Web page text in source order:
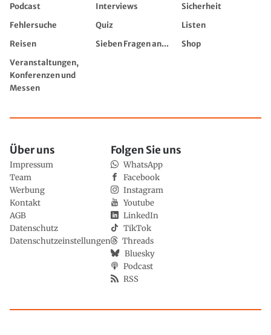
Podcast
Interviews
Sicherheit
Fehlersuche
Quiz
Listen
Reisen
Sieben Fragen an...
Shop
Veranstaltungen,
Konferenzen und
Messen
Über uns
Impressum
Team
Werbung
Kontakt
AGB
Datenschutz
Datenschutzeinstellungen
Folgen Sie uns
WhatsApp
Facebook
Instagram
Youtube
LinkedIn
TikTok
Threads
Bluesky
Podcast
RSS